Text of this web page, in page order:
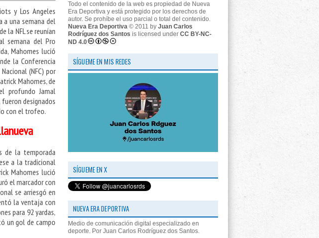
y Los Angeles
a una semana del
la NFL se reunían
semana del Pro
Mahomes lució
la Conferencia
(NFC) por
Mahomes, de
profundo Jamal
fueron designados
con el trofeo.
de la temporada
a la tradicional
Mahomes lució
el marcador con
se arriesgó en
la ventaja con
para 92 yardas,
un gol de campo
Todo el contenido de la web es propiedad de Nueva
Era Deportiva y está protegido por los derechos de
autor. Se prohíbe el uso parcial o total del contenido.
Nueva Era Deportiva © 2011 by Juan Carlos
Rodríguez dos Santos is licensed under CC BY-NC-
ND 4.0
SÍGUEME EN MIS REDES
SÍGUEME EN X
NUEVA ERA DEPORTIVA
Medio de comunicación digital especializado en
deporte. Por Juan Carlos Rodríguez dos Santos.